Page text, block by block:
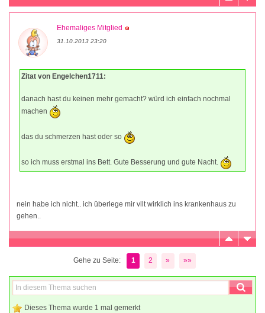
Ehemaliges Mitglied
31.10.2013 23:20
Zitat von Engelchen1711:
danach hast du keinen mehr gemacht? würd ich einfach nochmal
machen
das du schmerzen hast oder so
so ich muss erstmal ins Bett. Gute Besserung und gute Nacht.
nein habe ich nicht.. ich überlege mir vllt wirklich ins krankenhaus zu
gehen..
Gehe zu Seite: 1 2 » »»
Dieses Thema wurde 1 mal gemerkt